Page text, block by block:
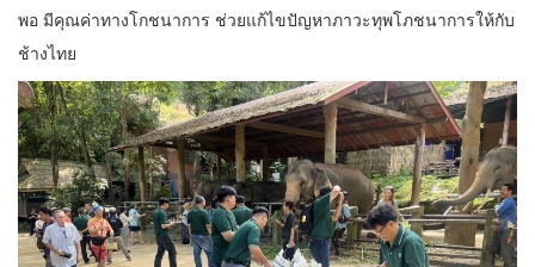
พอ มีคุณค่าทางโกชนาการ ช่วยแก้ไขปัญหาภาวะทุพโภชนาการให้กับ
ช้างไทย